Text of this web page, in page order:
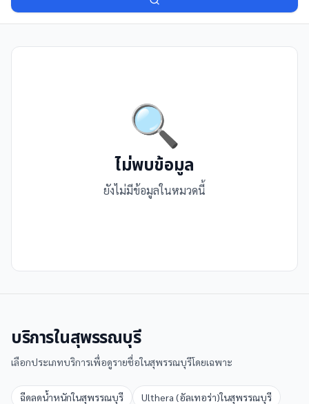
🔍
ไม่พบข้อมูล
ยังไม่มีข้อมูลในหมวดนี้
บริการในสุพรรณบุรี
เลือกประเภทบริการเพื่อดูรายชื่อในสุพรรณบุรีโดยเฉพาะ
ฉีดลดน้ำหนักในสุพรรณบุรี Ulthera (อัลเทอร่า)ในสุพรรณบุรี